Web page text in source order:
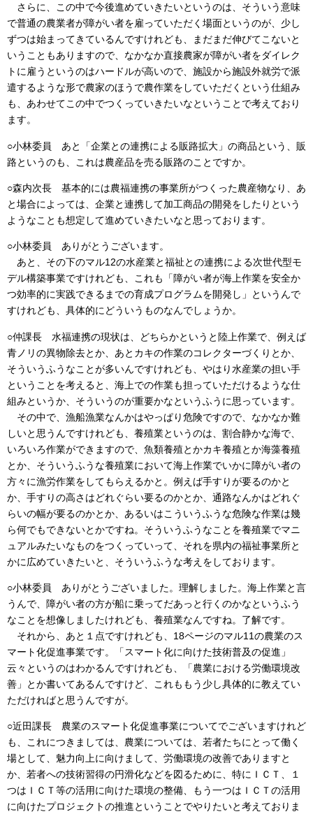
さらに、この中で今後進めていきたいというのは、そういう意味
で普通の農業者が障がい者を雇っていただく場面というのが、少し
ずつは始まってきているんですけれども、まだまだ伸びてこないと
いうこともありますので、なかなか直接農家が障がい者をダイレク
トに雇うというのはハードルが高いので、施設から施設外就労で派
遣するような形で農家のほうで農作業をしていただくという仕組み
も、あわせてこの中でつくっていきたいなということで考えており
ます。
○小林委員 あと「企業との連携による販路拡大」の商品という、販
路というのも、これは農産品を売る販路のことですか。
○森内次長 基本的には農福連携の事業所がつくった農産物なり、あ
と場合によっては、企業と連携して加工商品の開発をしたりという
ようなことも想定して進めていきたいなと思っております。
○小林委員 ありがとうございます。
あと、その下のマル12の水産業と福祉との連携による次世代型モ
デル構築事業ですけれども、これも「障がい者が海上作業を安全か
つ効率的に実践できるまでの育成プログラムを開発し」というんで
すけれども、具体的にどういうものなんでしょうか。
○仲課長 水福連携の現状は、どちらかというと陸上作業で、例えば
青ノリの異物除去とか、あとカキの作業のコレクターづくりとか、
そういうふうなことが多いんですけれども、やはり水産業の担い手
ということを考えると、海上での作業も担っていただけるような仕
組みというか、そういうのが重要かなというふうに思っています。
その中で、漁船漁業なんかはやっぱり危険ですので、なかなか難
しいと思うんですけれども、養殖業というのは、割合静かな海で、
いろいろ作業ができますので、魚類養殖とかカキ養殖とか海藻養殖
とか、そういうふうな養殖業において海上作業でいかに障がい者の
方々に漁労作業をしてもらえるかと。例えば手すりが要るのかと
か、手すりの高さはどれぐらい要るのかとか、通路なんかはどれぐ
らいの幅が要るのかとか、あるいはこういうふうな危険な作業は幾
ら何でもできないとかですね。そういうふうなことを養殖業でマニ
ュアルみたいなものをつくっていって、それを県内の福祉事業所と
かに広めていきたいと、そういうふうな考えをしております。
○小林委員 ありがとうございました。理解しました。海上作業と言
うんで、障がい者の方が船に乗ってだあっと行くのかなというふう
なことを想像しましたけれども、養殖業なんですね。了解です。
それから、あと１点ですけれども、18ページのマル11の農業のス
マート化促進事業です。「スマート化に向けた技術普及の促進」
云々というのはわかるんですけれども、「農業における労働環境改
善」とか書いてあるんですけど、これももう少し具体的に教えてい
ただければと思うんですが。
○近田課長 農業のスマート化促進事業についてでございますけれど
も、これにつきましては、農業については、若者たちにとって働く
場として、魅力向上に向けまして、労働環境の改善でありますと
か、若者への技術習得の円滑化などを図るために、特にＩＣＴ、１
つはＩＣＴ等の活用に向けた環境の整備、もう一つはＩＣＴの活用
に向けたプロジェクトの推進ということでやりたいと考えておりま